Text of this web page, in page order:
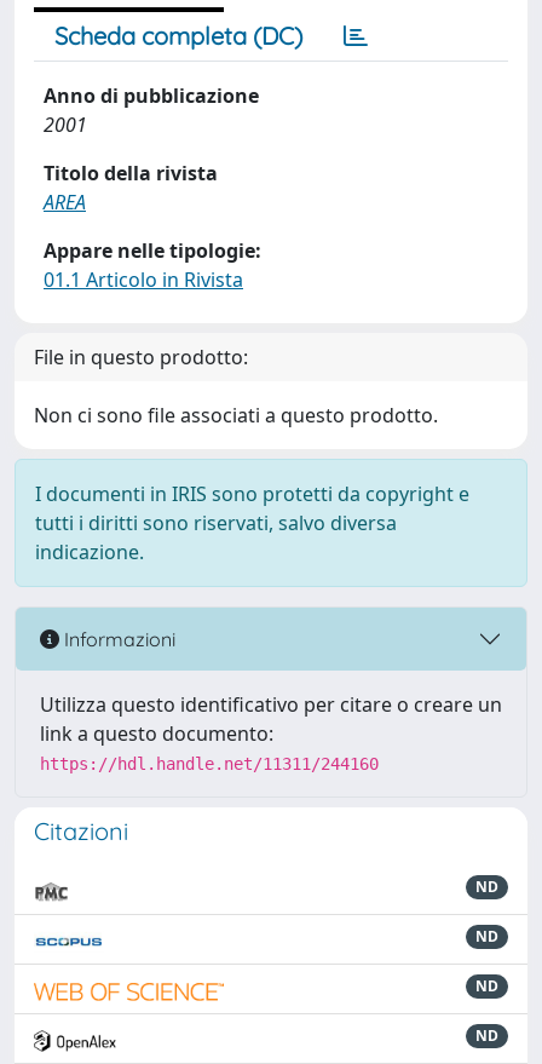
Scheda completa (DC)
Anno di pubblicazione
2001
Titolo della rivista
AREA
Appare nelle tipologie:
01.1 Articolo in Rivista
File in questo prodotto:
Non ci sono file associati a questo prodotto.
I documenti in IRIS sono protetti da copyright e
tutti i diritti sono riservati, salvo diversa
indicazione.
Informazioni
Utilizza questo identificativo per citare o creare un
link a questo documento:
https://hdl.handle.net/11311/244160
Citazioni
ND
ND
ND
ND